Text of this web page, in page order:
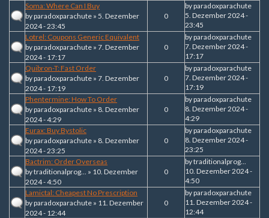
Soma: Where Can I Buy
byparadoxparachute » 5. Dezember
2024 - 23:45
0
byparadoxparachute
5. Dezember 2024 -
23:45
Lotrel: Coupons Generic Equivalent
byparadoxparachute » 7. Dezember
2024 - 17:17
0
byparadoxparachute
7. Dezember 2024 -
17:17
Quibron-T: Fast Order
byparadoxparachute » 7. Dezember
2024 - 17:19
0
byparadoxparachute
7. Dezember 2024 -
17:19
Phentermine: How To Order
byparadoxparachute » 8. Dezember
2024 - 4:29
0
byparadoxparachute
8. Dezember 2024 -
4:29
Eurax: Buy Bystolic
byparadoxparachute » 8. Dezember
2024 - 23:25
0
byparadoxparachute
8. Dezember 2024 -
23:25
Bactrim: Order Overseas
bytraditionalprog... » 10. Dezember
2024 - 4:50
0
bytraditionalprog...
10. Dezember 2024 -
4:50
Lamictal: Cheapest No Prescription
byparadoxparachute » 11. Dezember
2024 - 12:44
0
byparadoxparachute
11. Dezember 2024 -
12:44